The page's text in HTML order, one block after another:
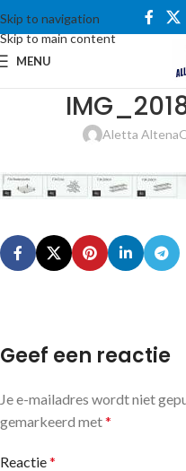
Skip to navigation
Skip to main content
MENU
Aletta Altena
Geef een reactie
Je e-mailadres wordt niet
gemarkeerd met*
Reactie*